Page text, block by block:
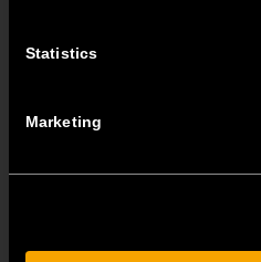
Statistics
Marketing
Na Náhonu 1165/17
T +420 800 33 33 80